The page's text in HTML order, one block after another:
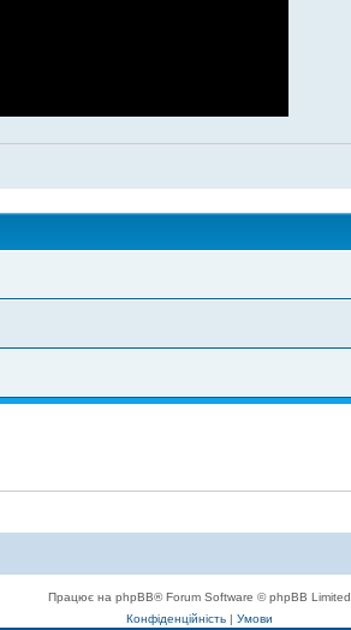
Працює на phpBB® Forum Software © phpBB Limited
Конфіденційність | Умови